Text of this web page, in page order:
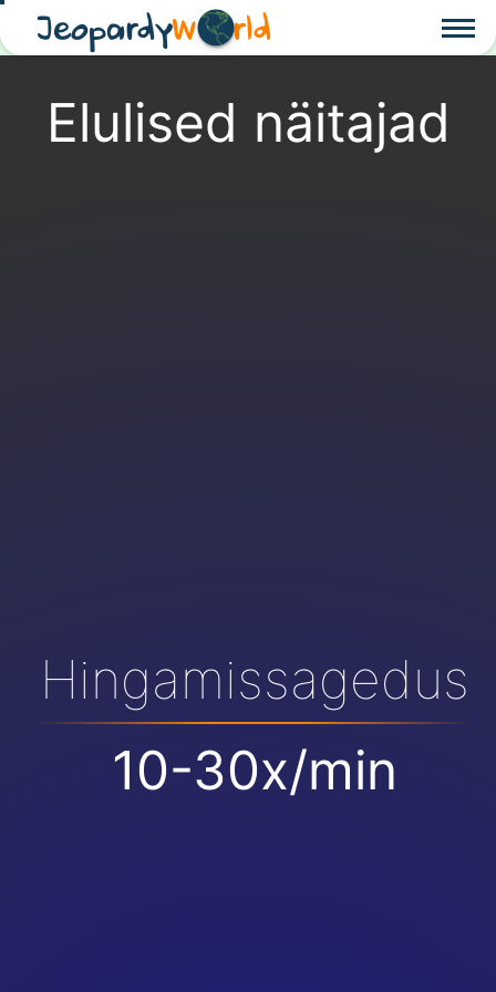
JeopardyW rld
Elulised näitajad
Hingamissagedus
10-30x/min